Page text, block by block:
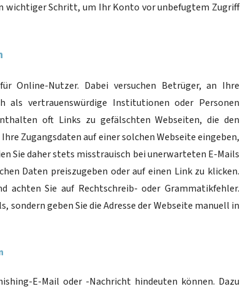
wichtiger Schritt, um Ihr Konto vor unbefugtem Zugriff
Online-Nutzer. Dabei versuchen Betrüger, an Ihre
als vertrauenswürdige Institutionen oder Personen
oft Links zu gefälschten Webseiten, die den
Zugangsdaten auf einer solchen Webseite eingeben,
Sie daher stets misstrauisch bei unerwarteten E-Mails
Daten preiszugeben oder auf einen Link zu klicken.
achten Sie auf Rechtschreib- oder Grammatikfehler.
sondern geben Sie die Adresse der Webseite manuell in
E-Mail oder -Nachricht hindeuten können. Dazu